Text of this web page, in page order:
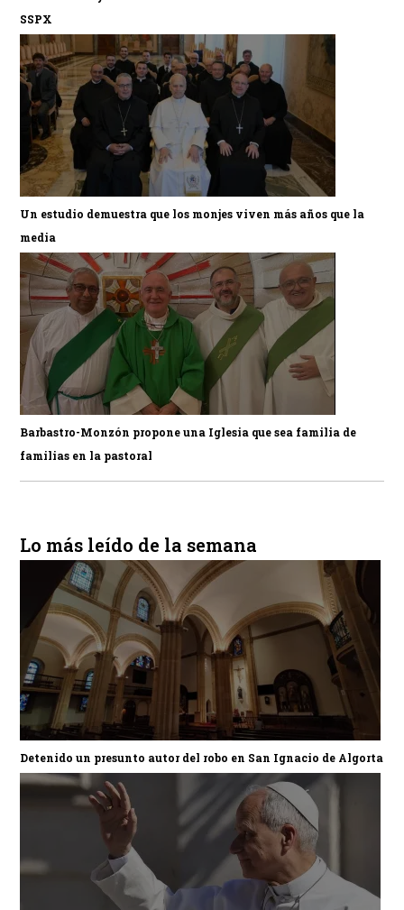
SSPX
Un estudio demuestra que los monjes viven más años que la
media
Barbastro-Monzón propone una Iglesia que sea familia de
familias en la pastoral
Lo más leído de la semana
Detenido un presunto autor del robo en San Ignacio de Algorta